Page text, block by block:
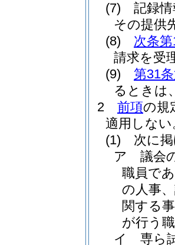
(7)
記録
その提供
(8)
次条
請求を受
(9)
第31
るときは
2
前項の規
適用しない
(1)
次に
ア
議会
職員で
の人事
関する
が行う
イ
専ら